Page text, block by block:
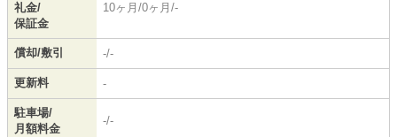
礼金/
保証金
10ヶ月/0ヶ月/-
償却/敷引 -/-
更新料 -
駐車場/
月額料金
-/-